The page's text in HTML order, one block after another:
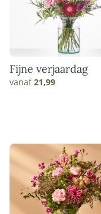
Fijne verjaardag
vanaf21,99